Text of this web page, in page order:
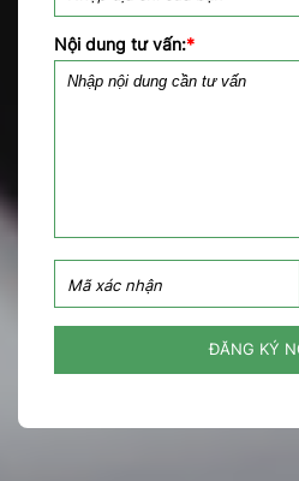
Nội dung tư vấn:*
ĐĂNG KÝ